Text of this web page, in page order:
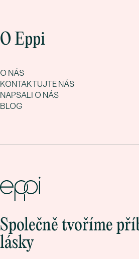
O Eppi
O NÁS
KONTAKTUJTE NÁS
NAPSALI O NÁS
BLOG
Společně tvoříme
lásky